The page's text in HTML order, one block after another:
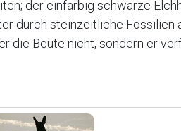
der einfarbig schwarze
durch steinzeitliche
die Beute nicht, sondern er